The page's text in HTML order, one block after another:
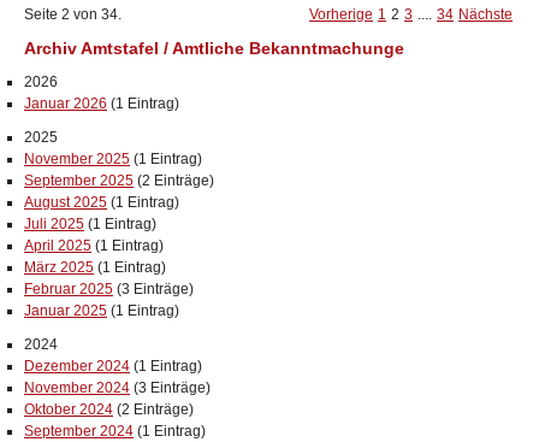
Seite 2 von 34. Vorherige 1 2 3 .... 34 Nächste
Archiv Amtstafel / Amtliche Bekanntmachunge
2026
Januar 2026 (1 Eintrag)
2025
November 2025 (1 Eintrag)
September 2025 (2 Einträge)
August 2025 (1 Eintrag)
Juli 2025 (1 Eintrag)
April 2025 (1 Eintrag)
März 2025 (1 Eintrag)
Februar 2025 (3 Einträge)
Januar 2025 (1 Eintrag)
2024
Dezember 2024 (1 Eintrag)
November 2024 (3 Einträge)
Oktober 2024 (2 Einträge)
September 2024 (1 Eintrag)